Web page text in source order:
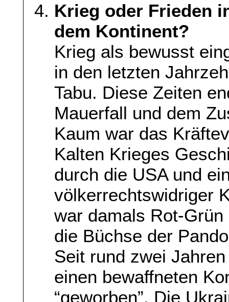
Krieg oder Frieden
dem Kontinent?
Krieg als bewusst
in den letzten
Tabu. Diese Zeiten
Mauerfall und dem
Kaum war das
Kalten Krieges
durch die USA und
völkerrechtswidriger
war damals Rot-
die Büchse der
Seit rund zwei
einen bewaffneten
“geworben”. Die